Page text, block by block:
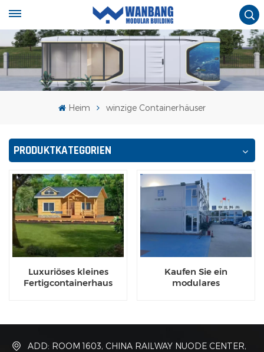
Heim winzige Containerhäuser
PRODUKTKATEGORIEN
Luxuriöses kleines
Fertigcontainerhaus
Kaufen Sie ein
modulares
ADD: ROOM 1603, CHINA RAILWAY NUODE CENTER,